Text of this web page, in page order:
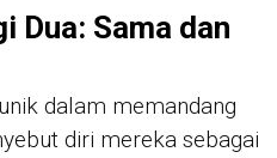
Dua: Sama dan
dalam memandang
diri mereka sebagai